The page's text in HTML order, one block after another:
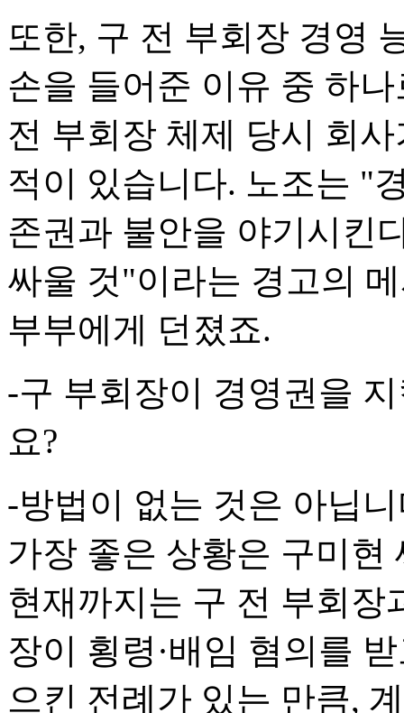
또한, 구 전 부회장 경영
손을 들어준 이유 중 하
전 부회장 체제 당시 회
적이 있습니다. 노조는 "
존권과 불안을 야기시킨
싸울 것"이라는 경고의
부부에게 던졌죠.
-구 부회장이 경영권을
요?
-방법이 없는 것은 아닙
가장 좋은 상황은 구미현
현재까지는 구 전 부회장
장이 횡령·배임 혐의를
으킨 전례가 있는 만큼,